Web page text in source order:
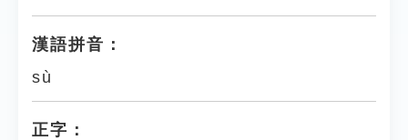
漢語拼音：
sù
正字：